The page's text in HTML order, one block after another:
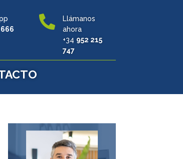

Llámanos
ahora
+34 952 215
747